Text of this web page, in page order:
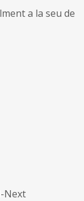
a la seu de
Next